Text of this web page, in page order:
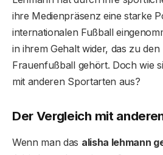
ihre Medienpräsenz eine starke
internationalen Fußball
in ihrem Gehalt wider, das zu
Frauenfußball gehört. Doch wie
mit anderen Sportarten aus?
Der Vergleich mit
Wenn man das alisha lehmann